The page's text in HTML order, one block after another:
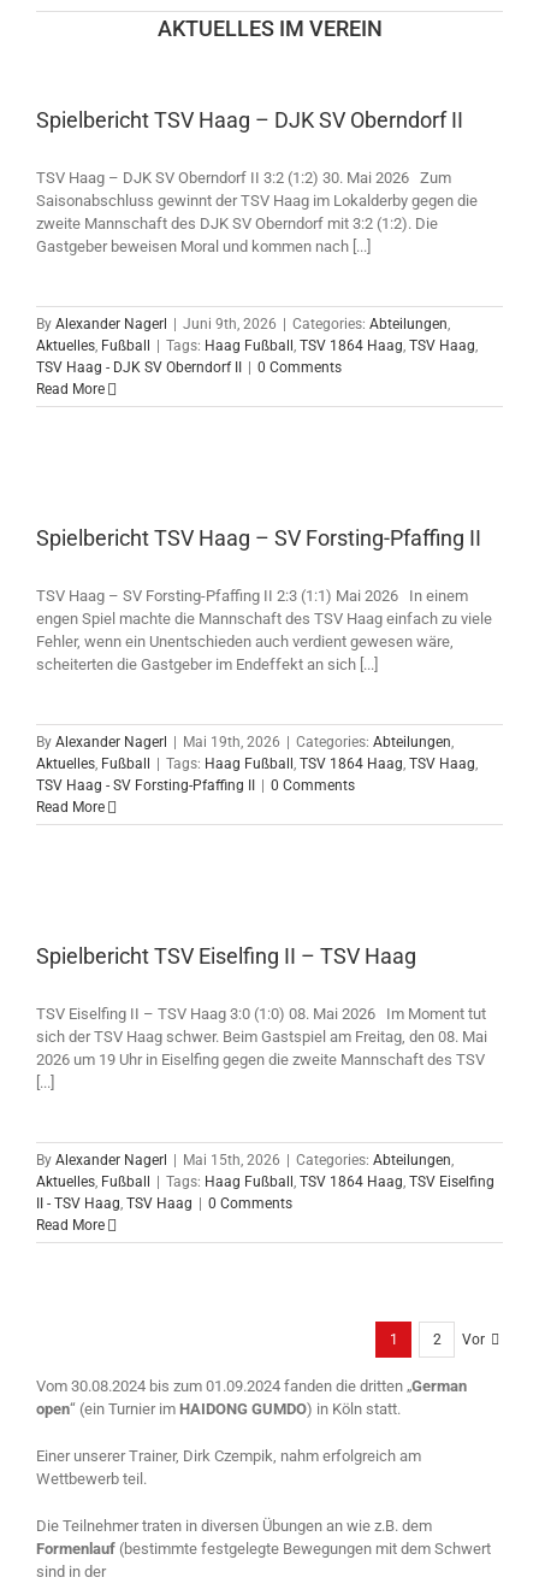
AKTUELLES IM VEREIN
Spielbericht TSV Haag – DJK SV Oberndorf II
TSV Haag – DJK SV Oberndorf II 3:2 (1:2) 30. Mai 2026 Zum
Saisonabschluss gewinnt der TSV Haag im Lokalderby gegen die
zweite Mannschaft des DJK SV Oberndorf mit 3:2 (1:2). Die
Gastgeber beweisen Moral und kommen nach [...]
By Alexander Nagerl Juni 9th, 2026 Categories: Abteilungen,
Aktuelles, Fußball Tags: Haag Fußball , TSV 1864 Haag, TSV Haag,
TSV Haag - DJK SV Oberndorf II
0 Comments
Read More
Spielbericht TSV Haag – SV Forsting-Pfaffing II
TSV Haag – SV Forsting-Pfaffing II 2:3 (1:1) Mai 2026 In einem
engen Spiel machte die Mannschaft des TSV Haag einfach zu viele
Fehler, wenn ein Unentschieden auch verdient gewesen wäre,
scheiterten die Gastgeber im Endeffekt an sich [...]
By Alexander Nagerl Mai 19th, 2026 Categories: Abteilungen,
Aktuelles, Fußball Tags: Haag Fußball , TSV 1864 Haag, TSV Haag,
TSV Haag - SV Forsting-Pfaffing II
0 Comments
Read More
Spielbericht TSV Eiselfing II – TSV Haag
TSV Eiselfing II – TSV Haag 3:0 (1:0) 08. Mai 2026 Im Moment tut
sich der TSV Haag schwer. Beim Gastspiel am Freitag, den 08. Mai
2026 um 19 Uhr in Eiselfing gegen die zweite Mannschaft des TSV
[...]
By Alexander Nagerl Mai 15th, 2026 Categories: Abteilungen,
Aktuelles, Fußball Tags: Haag Fußball , TSV 1864 Haag, TSV Eiselfing
II - TSV Haag, TSV Haag
0 Comments
Read More
1 2 Vor
Vom 30.08.2024 bis zum 01.09.2024 fanden die dritten „German
open“ (ein Turnier im HAIDONG GUMDO) in Köln statt.
Einer unserer Trainer, Dirk Czempik, nahm erfolgreich am
Wettbewerb teil.
Die Teilnehmer traten in diversen Übungen an wie z.B. dem
Formenlauf(bestimmte festgelegte Bewegungen mit dem Schwert
sind in der